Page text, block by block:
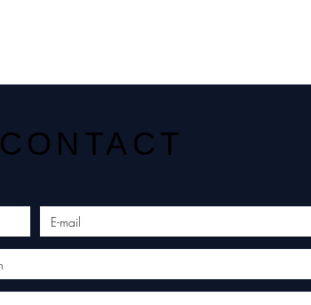
CONTACT